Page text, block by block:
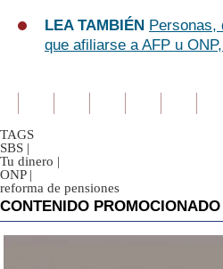
LEA TAMBIÉN Personas,
que afiliarse a AFP u
TAGS
SBS |
Tu dinero |
ONP |
reforma de pensiones